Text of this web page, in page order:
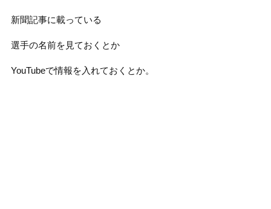
新聞記事に載っている
選手の名前を見ておくとか
YouTubeで情報を入れておくとか。